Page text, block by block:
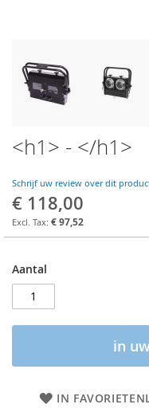
<h1> - </h1>
Schrijf uw review over dit
€ 118,00
€ 97,52
Aantal
in
IN